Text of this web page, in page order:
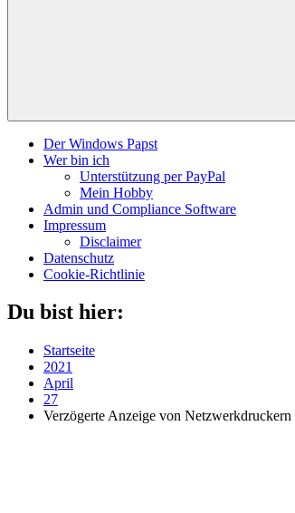
Der Windows Papst
Wer bin ich
Unterstützung per PayPal
Mein Hobby
Admin und Compliance Software
Impressum
Disclaimer
Datenschutz
Cookie-Richtlinie
Du bist hier:
Startseite
2021
April
27
Verzögerte Anzeige von Netzwerkdruckern